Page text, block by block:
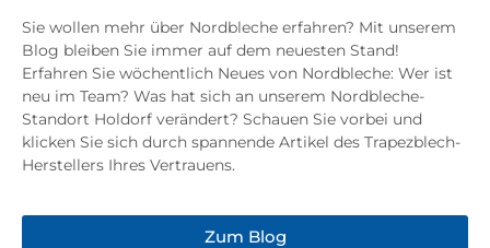
Sie wollen mehr über Nordbleche erfahren? Mit unserem
Blog bleiben Sie immer auf dem neuesten Stand!
Erfahren Sie wöchentlich Neues von Nordbleche: Wer ist
neu im Team? Was hat sich an unserem Nordbleche-
Standort Holdorf verändert? Schauen Sie vorbei und
klicken Sie sich durch spannende Artikel des Trapezblech-
Herstellers Ihres Vertrauens.
Zum Blog